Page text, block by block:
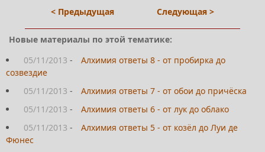
< Предыдущая
Следующая >
Новые материалы по этой тематике:
05/11/2013 -
Алхимия ответы 8 - от пробирка до
созвездие
05/11/2013 -
Алхимия ответы 7 - от обои до причёска
05/11/2013 -
Алхимия ответы 6 - от лук до облако
05/11/2013 -
Алхимия ответы 5 - от козёл до Луи де
Фюнес